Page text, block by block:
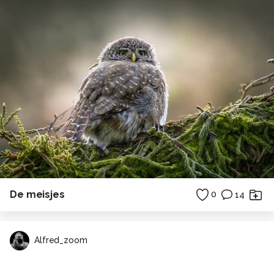
De meisjes 0 14
Alfred_zoom